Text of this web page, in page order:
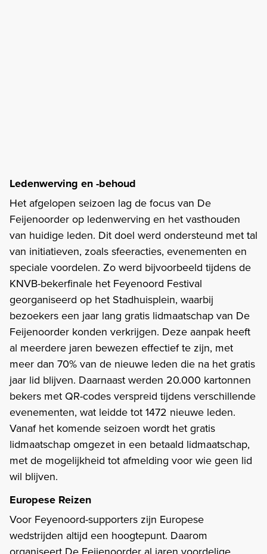
Ledenwerving en -behoud
Het afgelopen seizoen lag de focus van De
Feijenoorder op ledenwerving en het vasthouden
van huidige leden. Dit doel werd ondersteund met tal
van initiatieven, zoals sfeeracties, evenementen en
speciale voordelen. Zo werd bijvoorbeeld tijdens de
KNVB-bekerfinale het Feyenoord Festival
georganiseerd op het Stadhuisplein, waarbij
bezoekers een jaar lang gratis lidmaatschap van De
Feijenoorder konden verkrijgen. Deze aanpak heeft
al meerdere jaren bewezen effectief te zijn, met
meer dan 70% van de nieuwe leden die na het gratis
jaar lid blijven. Daarnaast werden 20.000 kartonnen
bekers met QR-codes verspreid tijdens verschillende
evenementen, wat leidde tot 1472 nieuwe leden.
Vanaf het komende seizoen wordt het gratis
lidmaatschap omgezet in een betaald lidmaatschap,
met de mogelijkheid tot afmelding voor wie geen lid
wil blijven.
Europese Reizen
Voor Feyenoord-supporters zijn Europese
wedstrijden altijd een hoogtepunt. Daarom